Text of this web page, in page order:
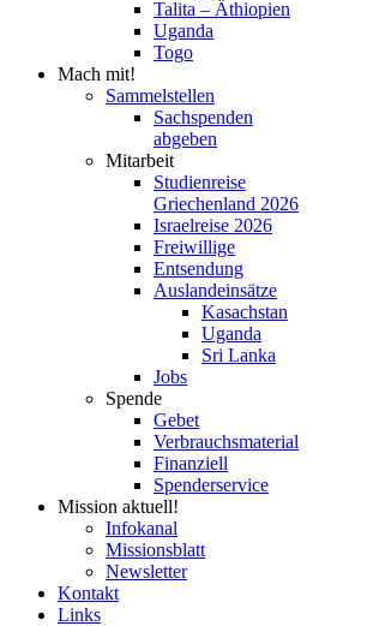
Talita – Äthiopien
Uganda
Togo
Mach mit!
Sammelstellen
Sachspenden
abgeben
Mitarbeit
Studienreise
Griechenland 2026
Israelreise 2026
Freiwillige
Entsendung
Auslandeinsätze
Kasachstan
Uganda
Sri Lanka
Jobs
Spende
Gebet
Verbrauchsmaterial
Finanziell
Spenderservice
Mission aktuell!
Infokanal
Missionsblatt
Newsletter
Kontakt
Links